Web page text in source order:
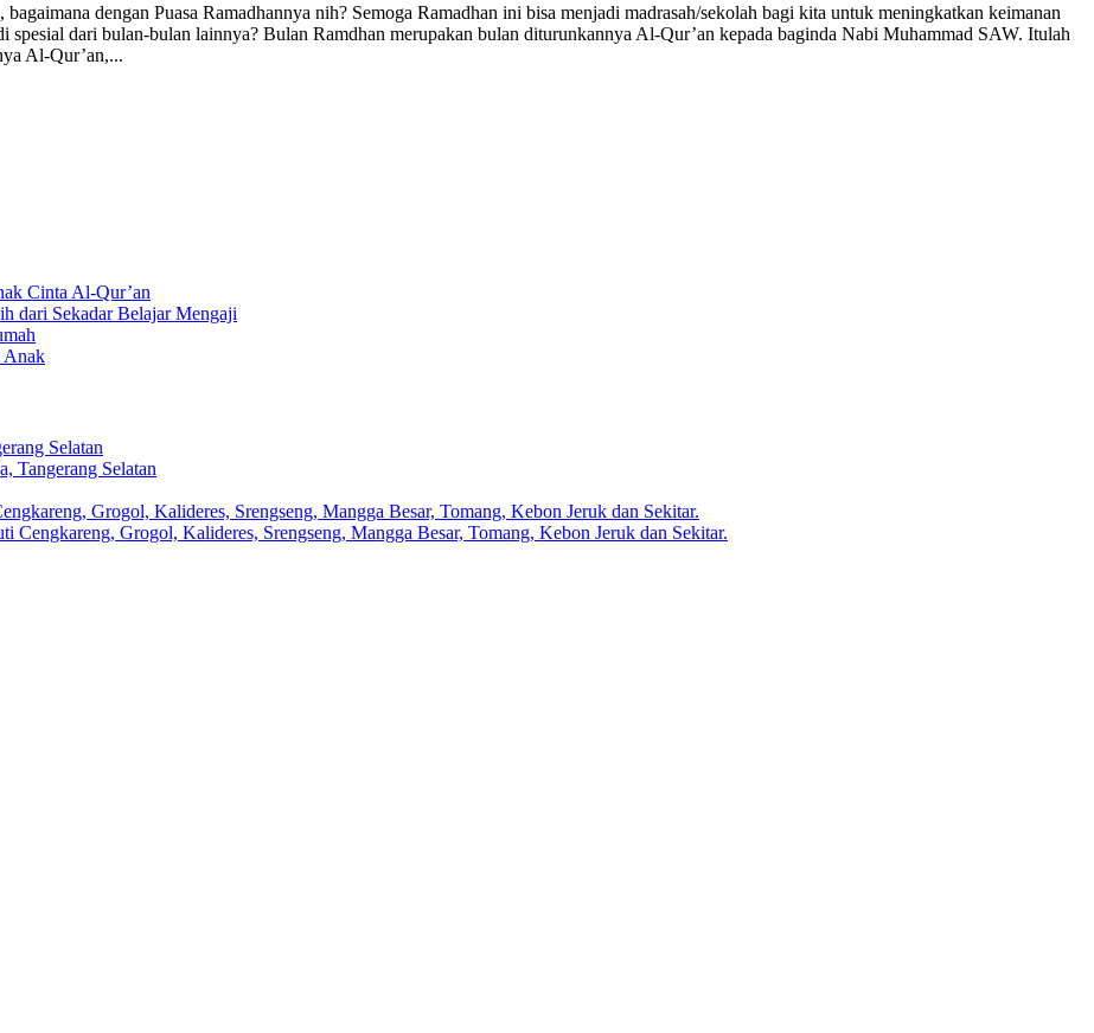
dengan Puasa Ramadhannya nih? Semoga Ramadhan ini bisa menjadi madrasah/sekolah bagi kita untuk meningkatkan keimanan
spesial dari bulan-bulan lainnya? Bulan Ramdhan merupakan bulan diturunkannya Al-Qur’an kepada baginda Nabi Muhammad SAW. Itulah
Al-Qur’an,...
Cinta Al-Qur’an
dari Sekadar Belajar Mengaji
Anak
Selatan
Tangerang Selatan
Grogol, Kalideres, Srengseng, Mangga Besar, Tomang, Kebon Jeruk dan Sekitar.
Cengkareng, Grogol, Kalideres, Srengseng, Mangga Besar, Tomang, Kebon Jeruk dan Sekitar.